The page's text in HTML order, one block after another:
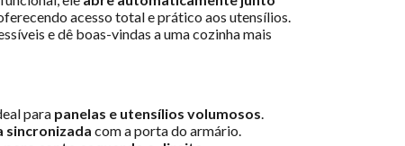
acesso total e prático aos utensílios.
e dê boas-vindas a uma cozinha mais
para panelas e utensílios volumosos.
com a porta do armário.